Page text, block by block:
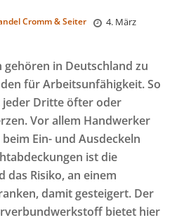
Cromm & Seiter
4. März
gehören in Deutschland zu
für Arbeitsunfähigkeit. So
Dritte öfter oder
Vor allem Handwerker
Ein- und Ausdeckeln
ist die
das Risiko, an einem
damit gesteigert. Der
bietet hier